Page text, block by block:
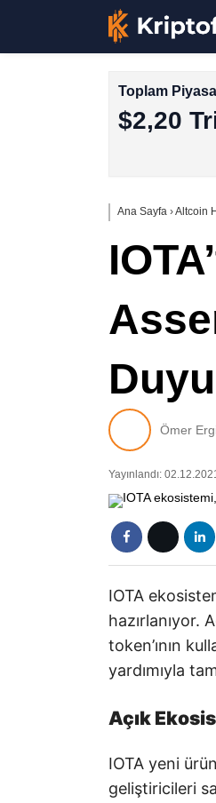
Toplam
$2,20
Ana Sayfa ›Altcoin
Ömer
Yayınlandı:
IOTA
hazırlanıyor.
token’ının
yardımıyla
Açık
IOTA yeni
geliştiricileri